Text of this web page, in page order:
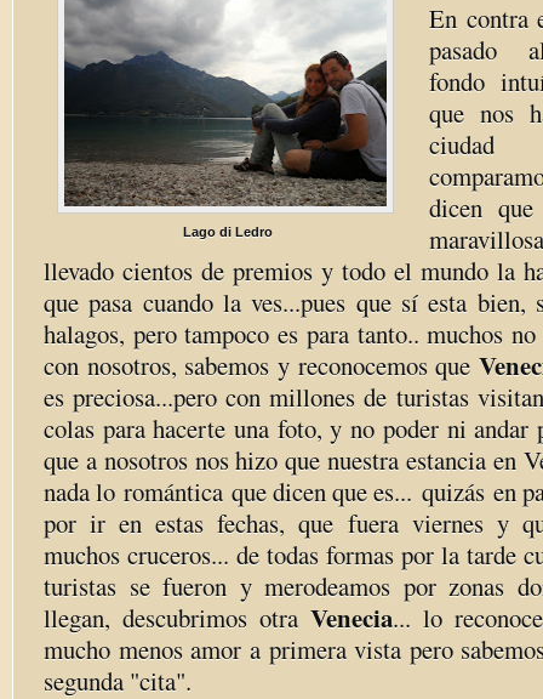
Lago di Ledro
En contra
pasado
fondo
que nos
dicen
llevado cientos de premios y todo el mundo la
que pasa cuando la ves...pues que sí esta bien,
halagos, pero tampoco es para tanto.. muchos
con nosotros, sabemos y reconocemos que
es preciosa...pero con millones de turistas
colas para hacerte una foto, y no poder ni andar
que a nosotros nos hizo que nuestra estancia en
nada lo romántica que dicen que es... quizás en
por ir en estas fechas, que fuera viernes y
muchos cruceros... de todas formas por la tarde
turistas se fueron y merodeamos por zonas
llegan, descubrimos otra Venecia... lo
mucho menos amor a primera vista pero
segunda "cita".